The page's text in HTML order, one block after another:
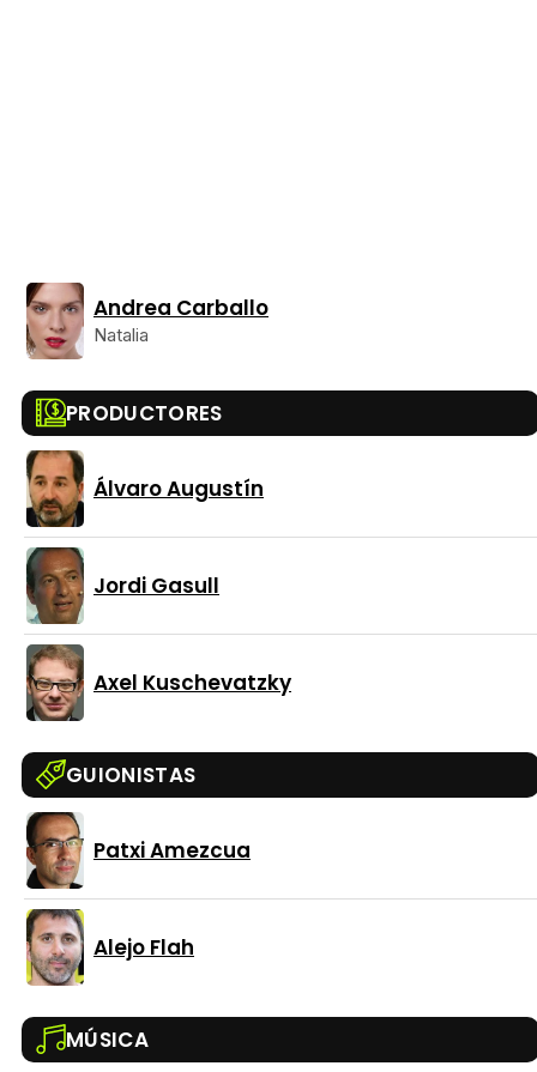
Andrea Carballo
Natalia
PRODUCTORES
Álvaro Augustín
Jordi Gasull
Axel Kuschevatzky
GUIONISTAS
Patxi Amezcua
Alejo Flah
MÚSICA